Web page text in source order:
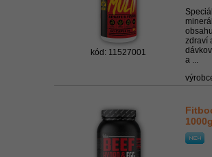
kód: 11527001
zdraví
a ...